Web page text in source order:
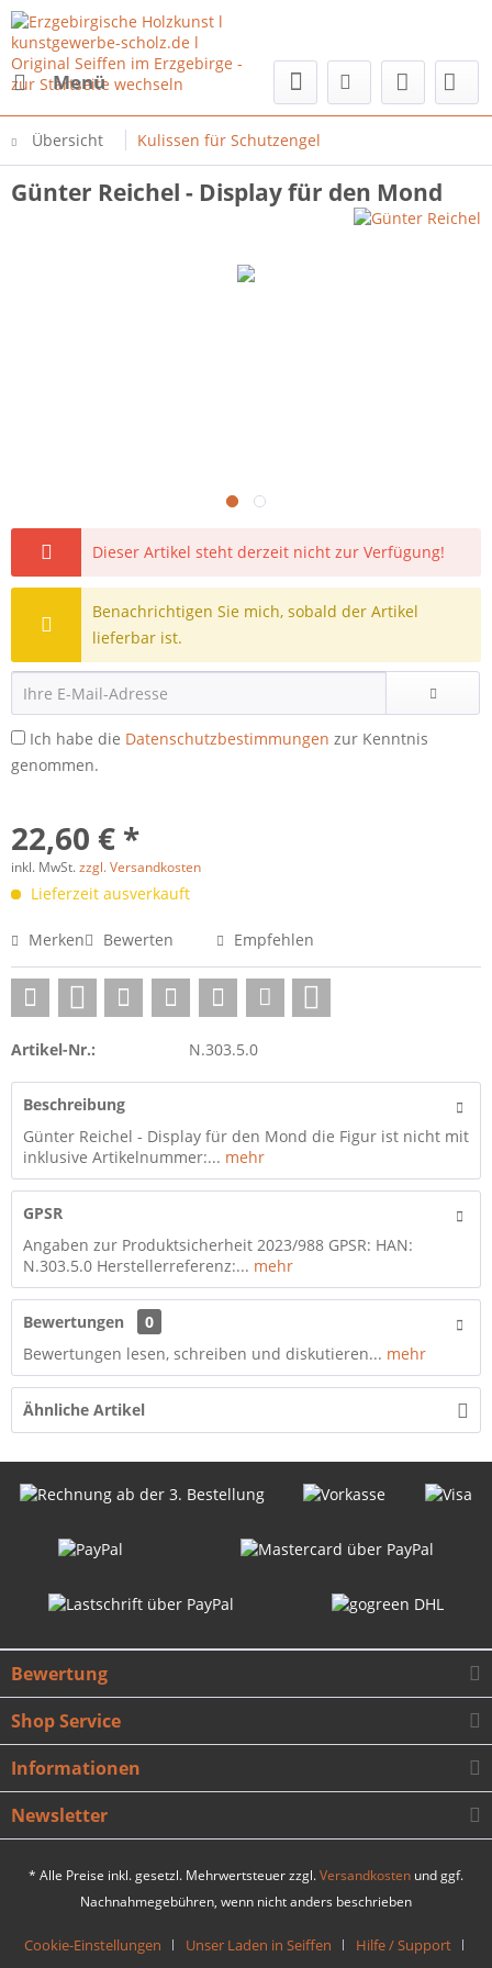
Menü
Übersicht Kulissen für Schutzengel
Günter Reichel - Display für den Mond
Dieser Artikel steht derzeit nicht zur Verfügung!
Benachrichtigen Sie mich, sobald der Artikel
lieferbar ist.
Ich habe die Datenschutzbestimmungen zur Kenntnis
genommen.
22,60 € *
inkl. MwSt.zzgl. Versandkosten
Lieferzeit ausverkauft
Merken Bewerten Empfehlen
Artikel-Nr.: N.303.5.0
Beschreibung
Günter Reichel - Display für den Mond die Figur ist nicht mit
inklusive Artikelnummer:... mehr
GPSR
Angaben zur Produktsicherheit 2023/988 GPSR: HAN:
N.303.5.0 Herstellerreferenz:... mehr
Bewertungen
0
Bewertungen lesen, schreiben und diskutieren... mehr
Ähnliche Artikel
Bewertung
Shop Service
Informationen
Newsletter
* Alle Preise inkl. gesetzl. Mehrwertsteuer zzgl.Versandkosten und ggf.
Nachnahmegebühren, wenn nicht anders beschrieben
Cookie-Einstellungen Unser Laden in Seiffen Hilfe / Support